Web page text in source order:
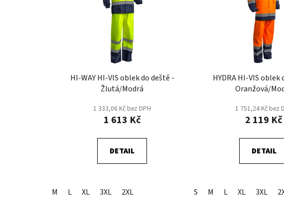
HI-WAY HI-VIS oblek do deště -
Žlutá/Modrá
1 333,06 Kč bez DPH
1 613 Kč
DETAIL
M L XL 3XL 2XL
HYDRA HI-VIS oblek
Oranžová/
1 751,24 Kč bez
2 119 Kč
DETAIL
S M L XL 3XL